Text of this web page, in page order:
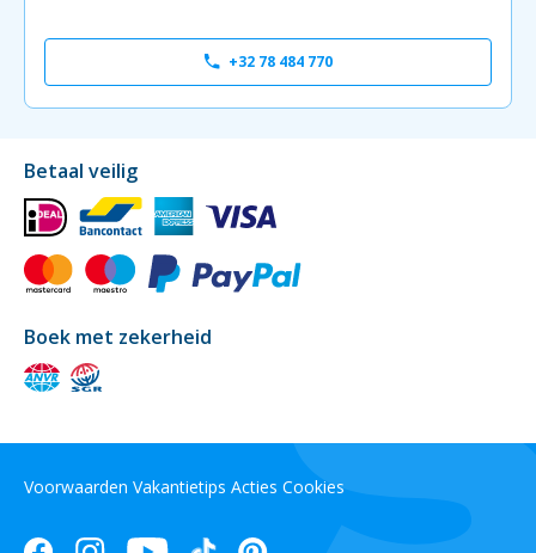
+32 78 484 770
Betaal veilig
Boek met zekerheid
Voorwaarden Vakantietips Acties Cookies